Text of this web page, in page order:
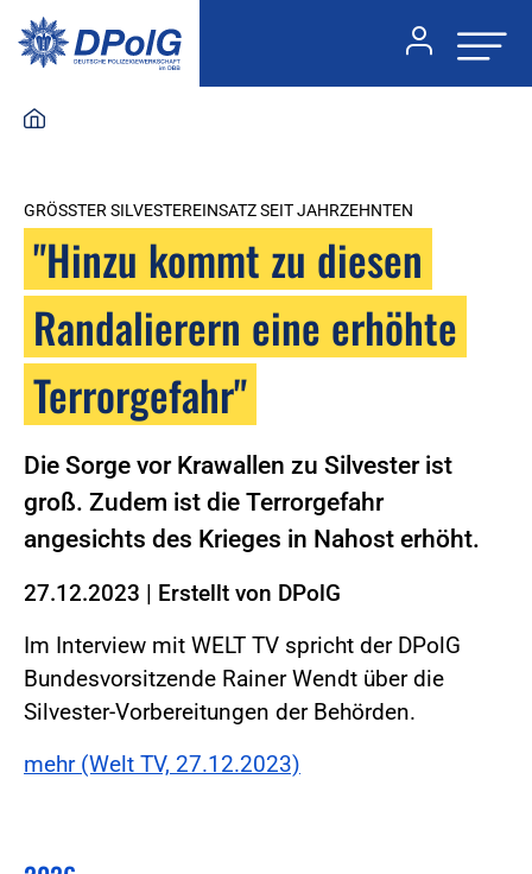
GRÖSSTER SILVESTEREINSATZ SEIT JAHRZEHNTEN
"Hinzu kommt zu diesen
Randalierern eine erhöhte
Terrorgefahr"
Die Sorge vor Krawallen zu Silvester ist
groß. Zudem ist die Terrorgefahr
angesichts des Krieges in Nahost erhöht.
27.12.2023 | Erstellt von DPolG
Im Interview mit WELT TV spricht der DPolG
Bundesvorsitzende Rainer Wendt über die
Silvester-Vorbereitungen der Behörden.
mehr (Welt TV, 27.12.2023)